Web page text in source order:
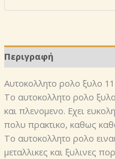
Περιγραφή
Αυτοκoλλητο ρολo ξυλο
Το αυτοκoλλητο ρολo
και πλενομενο. Εχει
πολυ πρακτικο, καθως
Το αυτοκολλητο ρολο
μεταλλικες και ξυλινες